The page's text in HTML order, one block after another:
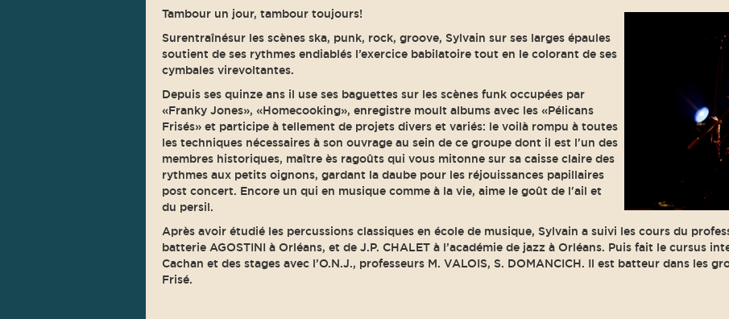
Tambour un jour, tambour toujours!
Surentraînésur les scènes ska, punk, rock, groove, Sylvain sur ses larges épaules
soutient de ses rythmes endiablés l’exercice babilatoire tout en le colorant de ses
cymbales virevoltantes.
Depuis ses quinze ans il use ses baguettes sur les scènes funk occupées par
«Franky Jones», «Homecooking», enregistre moult albums avec les «Pélicans
Frisés» et participe à tellement de projets divers et variés: le voilà rompu à toutes
les techniques nécessaires à son ouvrage au sein de ce groupe dont il est l'un des
membres historiques, maître ès ragoûts qui vous mitonne sur sa caisse claire des
rythmes aux petits oignons, gardant la daube pour les réjouissances papillaires
post concert. Encore un qui en musique comme à la vie, aime le goût de l'ail et
du persil.
Après avoir étudié les percussions classiques en école de musique, Sylvain a suivi les cours du
batterie AGOSTINI à Orléans, et de J.P. CHALET à l’académie de jazz à Orléans. Puis fait le cursus
Cachan et des stages avec l’O.N.J., professeurs M. VALOIS, S. DOMANCICH. Il est batteur dans les
Frisé.